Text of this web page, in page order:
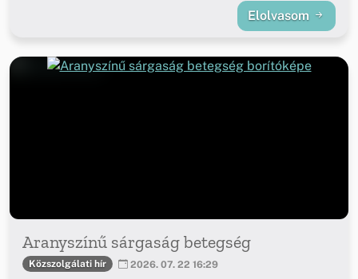
Elolvasom
Aranyszínű sárgaság betegség
Közszolgálati hír 2026. 07. 22 16:29